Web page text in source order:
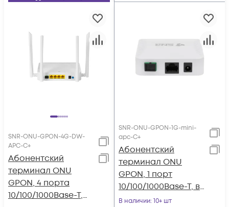
SNR-ONU-GPON-4G-DW-
APC-C+
Абонентский
терминал ONU
GPON, 4 порта
10/100/1000Base-T,
SNR-ONU-GPON-1G-mini-
apc-C+
Абонентский
терминал ONU
GPON, 1 порт
10/100/1000Base-T, в
мини корпусе.
В наличии: 10+ шт